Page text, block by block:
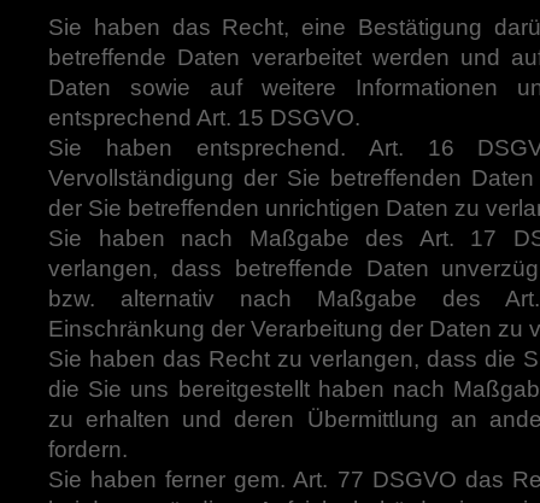
Sie haben das Recht, eine Bestätigung
betreffende Daten verarbeitet werden und
Daten sowie auf weitere Informationen
entsprechend Art. 15 DSGVO.
Sie haben entsprechend. Art. 16
Vervollständigung der Sie betreffenden
der Sie betreffenden unrichtigen Daten zu
Sie haben nach Maßgabe des Art. 17
verlangen, dass betreffende Daten
bzw. alternativ nach Maßgabe des
Einschränkung der Verarbeitung der Daten zu
Sie haben das Recht zu verlangen, dass die
die Sie uns bereitgestellt haben nach
zu erhalten und deren Übermittlung an
fordern.
Sie haben ferner gem. Art. 77 DSGVO das